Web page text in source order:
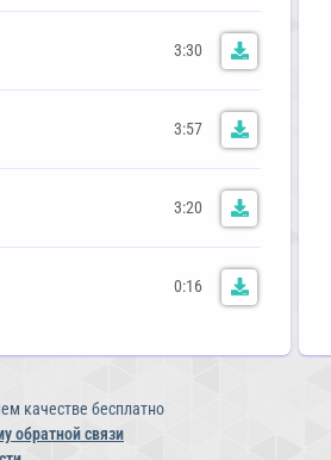
3:30
3:57
3:20
0:16
качестве бесплатно
обратной связи